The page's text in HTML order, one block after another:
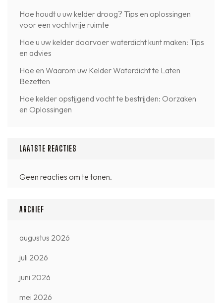
Hoe houdt u uw kelder droog? Tips en oplossingen
voor een vochtvrije ruimte
Hoe u uw kelder doorvoer waterdicht kunt maken: Tips
en advies
Hoe en Waarom uw Kelder Waterdicht te Laten
Bezetten
Hoe kelder opstijgend vocht te bestrijden: Oorzaken
en Oplossingen
LAATSTE REACTIES
Geen reacties om te tonen.
ARCHIEF
augustus 2026
juli 2026
juni 2026
mei 2026